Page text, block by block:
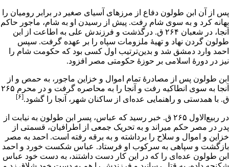
پس از آن ابن طولون دفاع از مرزهای آسیای صغیر در برابر رومیان را
بهانه کرد و به سوی شام رفت. پیش از رسیدن او به شام، ماجور حاکم
آنجا، در شعبان
۲۶۴ ق. درگذشت و فرزندش علی به اطاعت از ابن
طولون گردن نهاد و تهیۀ ملزومات سپاه را بر عهده گرفت. سپس
احمد وارد دمشق شد و بدین‌ترتیب اول کسی بود که حکومت شام را
نیز در دورۀ اسلامی بر حوزۀ حکومتی مصر افزود.
ابن طولون پس از مصادرۀ تمام اموال و خزاین ماجور، به حمص و از
آنجا به سوی انطاکیه
رفت و آنجا را به محاصره گرفت و در محرم ۲۶۵
ق. با همدستی و راهنمایی عده‌ای از ساکنان شهر، آنجا را گشود.[۶]
در ربیع‌الاول
۲۶۵ ق. خبر رسید که عباس، پسر ابن طولون به نیابت از
پدر در مصر حکم میراند و به تحریک جمعی از اطرافیان، قسمتی از
خزاین و اموال و سلاح را برداشته و به برقه رفته است. احمد به مصر
بازگشت و سپاهی به سرکوب او فرستاد. عباس شکست خورد و احمد
ابن طولون عده‌ای را که در این کار دست داشتند، به دست خود عباس